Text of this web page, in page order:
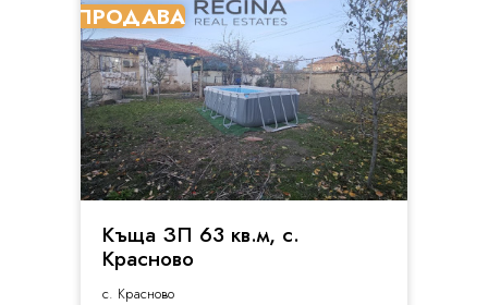
ПРОДАВА
Къща ЗП 63 кв.м, с.
Красново
с. Красново